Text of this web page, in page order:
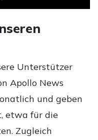
Unterstützer
Apollo News
und geben
etwa für die
Zugleich